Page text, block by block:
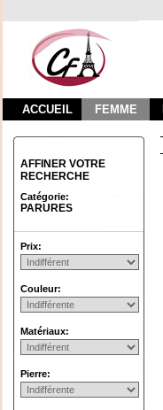
ACCUEIL FEMME
AFFINER VOTRE
RECHERCHE
Catégorie:
PARURES
Prix:
Couleur:
Matériaux:
Pierre: